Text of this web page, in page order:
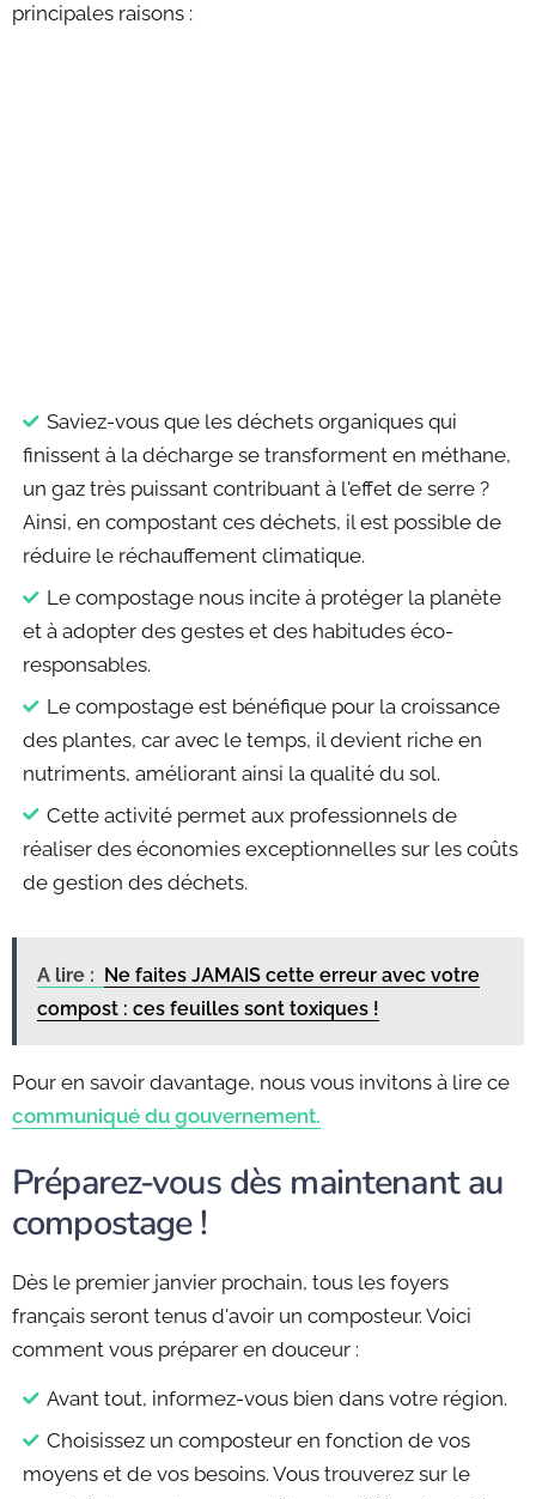
principales raisons :
Saviez-vous que les déchets organiques qui
finissent à la décharge se transforment en méthane,
un gaz très puissant contribuant à l'effet de serre ?
Ainsi, en compostant ces déchets, il est possible de
réduire le réchauffement climatique.
Le compostage nous incite à protéger la planète
et à adopter des gestes et des habitudes éco-
responsables.
Le compostage est bénéfique pour la croissance
des plantes, car avec le temps, il devient riche en
nutriments, améliorant ainsi la qualité du sol.
Cette activité permet aux professionnels de
réaliser des économies exceptionnelles sur les coûts
de gestion des déchets.
A lire : Ne faites JAMAIS cette erreur avec votre
compost : ces feuilles sont toxiques !
Pour en savoir davantage, nous vous invitons à lire ce
communiqué du gouvernement.
Préparez-vous dès maintenant au
compostage !
Dès le premier janvier prochain, tous les foyers
français seront tenus d'avoir un composteur. Voici
comment vous préparer en douceur :
Avant tout, informez-vous bien dans votre région.
Choisissez un composteur en fonction de vos
moyens et de vos besoins. Vous trouverez sur le